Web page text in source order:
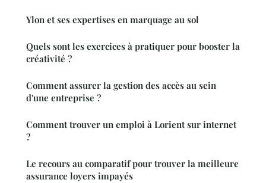
Ylon et ses expertises en marquage au sol
Quels sont les exercices à pratiquer pour booster la
créativité ?
Comment assurer la gestion des accès au sein
d'une entreprise ?
Comment trouver un emploi à Lorient sur internet
?
Le recours au comparatif pour trouver la meilleure
assurance loyers impayés